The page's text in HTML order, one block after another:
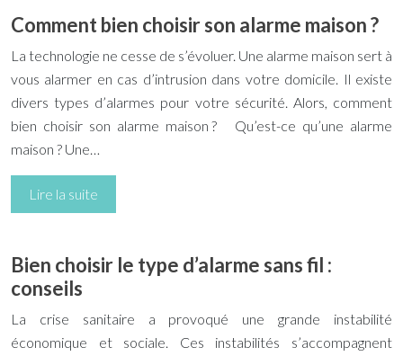
Comment bien choisir son alarme maison ?
La technologie ne cesse de s’évoluer. Une alarme maison sert à
vous alarmer en cas d’intrusion dans votre domicile. Il existe
divers types d’alarmes pour votre sécurité. Alors, comment
bien choisir son alarme maison ? Qu’est-ce qu’une alarme
maison ? Une…
Lire la suite
Bien choisir le type d’alarme sans fil :
conseils
La crise sanitaire a provoqué une grande instabilité
économique et sociale. Ces instabilités s’accompagnent